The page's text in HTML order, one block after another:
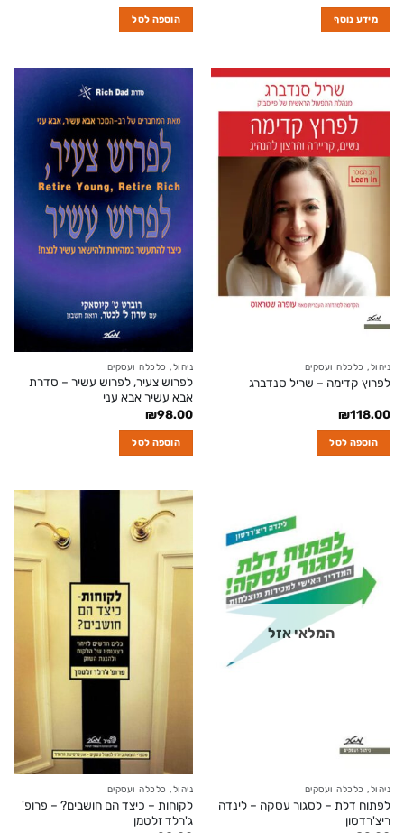
מידע נוסף הוספה לסל
ניהול, כלכלה ועסקים
לפרוץ קדימה – שריל סנדברג
₪118.00
הוספה לסל
ניהול, כלכלה ועסקים
לפרוש צעיר, לפרוש עשיר – סדרת
אבא עשיר אבא עני
₪98.00
הוספה לסל
המלאי אזל
ניהול, כלכלה ועסקים
לפתוח דלת – לסגור עסקה – לינדה
ריצ'רדסון
ניהול, כלכלה ועסקים
לקוחות – כיצד הם חושבים? – פרופ'
ג'רלד זלטמן